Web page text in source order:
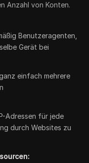
Anzahl von Konten.
Benutzeragenten,
Gerät bei
einfach mehrere
Adressen für jede
durch Websites zu